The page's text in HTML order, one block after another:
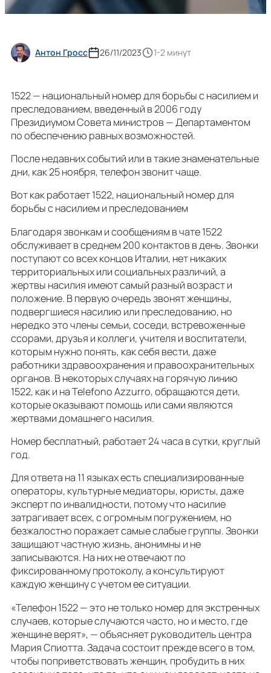
Антон Гросс 26/11/2023 1-2 минут
1522 — национальный номер для борьбы с насилием и
преследованием, введенный в 2006 году
Президиумом Совета министров — Департаментом
по обеспечению равных возможностей.
После недавних событий или в такие знаменательные
дни, как 25 ноября, телефон звонит чаще.
Вот как работает 1522, национальный номер для
борьбы с насилием и преследованием
Благодаря звонкам и сообщениям в чате 1522
обслуживает в среднем 200 контактов в день. Звонки
поступают со всех концов Италии, нет никаких
территориальных или социальных различий, а
жертвы насилия имеют самый разный возраст и
положение. В первую очередь звонят женщины,
подвергшиеся насилию или преследованию, но
нередко это члены семьи, соседи, встревоженные
ссорами, друзья и коллеги, учителя и воспитатели,
которым нужно понять, как себя вести, даже
работники здравоохранения и правоохранительных
органов. В некоторых случаях на горячую линию
1522, как и на Telefono Azzurro, обращаются дети,
которые оказывают помощь или сами являются
жертвами домашнего насилия.
Номер бесплатный, работает 24 часа в сутки, круглый
год.
Для ответа на 11 языках есть специализированные
операторы, культурные медиаторы, юристы, даже
эксперт по инвалидности, потому что насилие
затрагивает всех, с огромным погружением, но
безжалостно поражает самые слабые группы. Звонки
защищают частную жизнь, анонимны и не
записываются. На них не отвечают по
фиксированному протоколу, а консультируют
каждую женщину с учетом ее ситуации.
«Телефон 1522 — это не только номер для экстренных
случаев, которые случаются часто, но и место, где
женщине верят», — объясняет руководитель центра
Мария Спиотта. Задача состоит прежде всего в том,
чтобы поприветствовать женщин, пробудить в них